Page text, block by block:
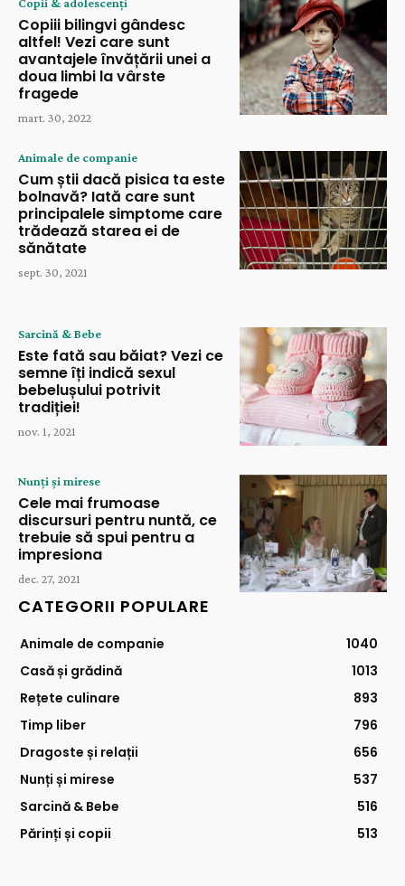
Copiii bilingvi gândesc
altfel! Vezi care sunt
avantajele învățării unei a
doua limbi la vârste
fragede
mart. 30, 2022
Animale de companie
Cum știi dacă pisica ta este
bolnavă? Iată care sunt
principalele simptome care
trădează starea ei de
sănătate
sept. 30, 2021
Sarcină & Bebe
Este fată sau băiat? Vezi ce
semne îți indică sexul
bebelușului potrivit
tradiției!
nov. 1, 2021
Nunți și mirese
Cele mai frumoase
discursuri pentru nuntă, ce
trebuie să spui pentru a
impresiona
dec. 27, 2021
CATEGORII POPULARE
Animale de companie
1040
Casă și grădină
1013
Rețete culinare
893
Timp liber
796
Dragoste și relații
656
Nunți și mirese
537
Sarcină & Bebe
516
Părinți și copii
513